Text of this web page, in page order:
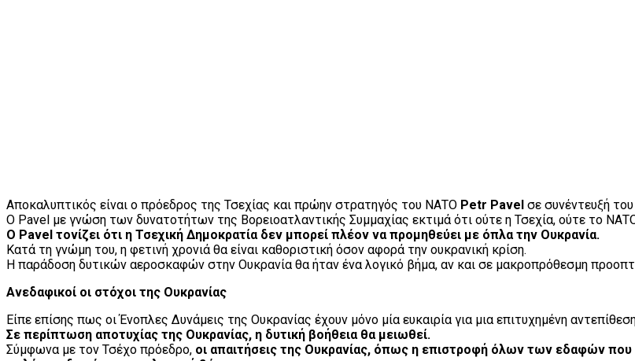
Αποκαλυπτικός είναι ο πρόεδρος της Τσεχίας και πρώην στρατηγός του ΝΑΤΟ Petr Pavel σε συνέντευξή
Ο Pavel με γνώση των δυνατοτήτων της Βορειοατλαντικής Συμμαχίας εκτιμά ότι ούτε η Τσεχία, ούτε το
Ο Pavel τονίζει ότι η Τσεχική Δημοκρατία δεν μπορεί πλέον να προμηθεύει με όπλα την Ουκρανία.
Κατά τη γνώμη του, η φετινή χρονιά θα είναι καθοριστική όσον αφορά την ουκρανική κρίση.
Η παράδοση δυτικών αεροσκαφών στην Ουκρανία θα ήταν ένα λογικό βήμα, αν και σε μακροπρόθεσμη
Ανεδαφικοί οι στόχοι της Ουκρανίας
Είπε επίσης πως οι Ένοπλες Δυνάμεις της Ουκρανίας έχουν μόνο μία ευκαιρία για μια επιτυχημένη
Σε περίπτωση αποτυχίας της Ουκρανίας, η δυτική βοήθεια θα μειωθεί.
Σύμφωνα με τον Τσέχο πρόεδρο, οι απαιτήσεις της Ουκρανίας, όπως η επιστροφή όλων των εδαφών που